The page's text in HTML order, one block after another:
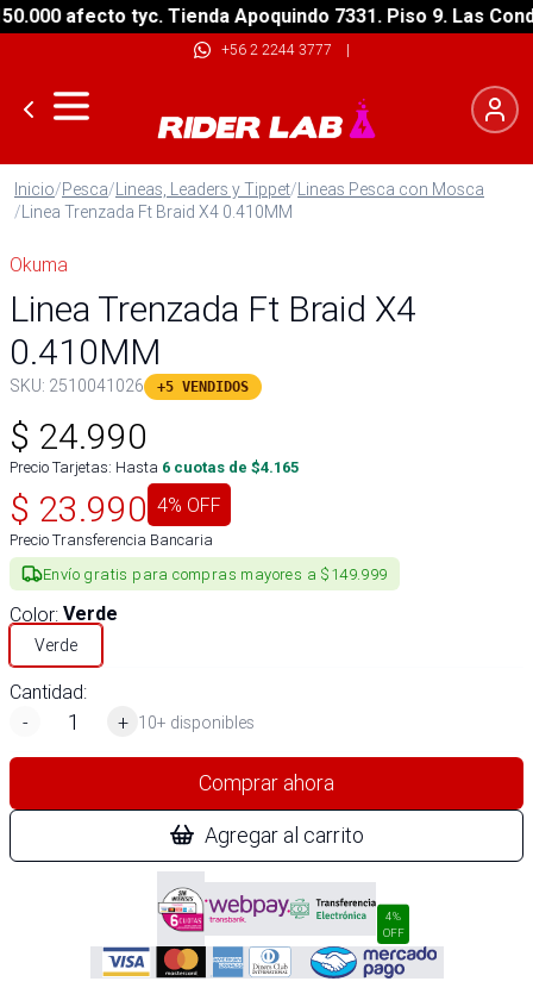
afecto tyc. Tienda Apoquindo 7331. Piso 9. Las Condes
+56 2 2244 3777 |
Inicio/Pesca/Lineas, Leaders y Tippet/Lineas Pesca con Mosca
/Linea Trenzada Ft Braid X4 0.410MM
Okuma
Linea Trenzada Ft Braid X4
0.410MM
SKU: 2510041026 +5 VENDIDOS
$ 24.990
Precio Tarjetas: Hasta 6 cuotas de $4.165
$ 23.990 4% OFF
Precio Transferencia Bancaria
Envío gratis para compras mayores a $149.999
Color: Verde
Verde
Cantidad:
-
+ 10+ disponibles
Comprar ahora
Agregar al carrito
4%
OFF